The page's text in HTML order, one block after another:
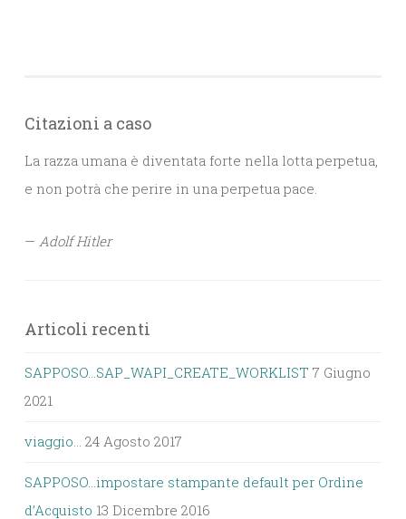
Citazioni a caso
La razza umana è diventata forte nella lotta perpetua,
e non potrà che perire in una perpetua pace.
— Adolf Hitler
Articoli recenti
SAPPOSO…SAP_WAPI_CREATE_WORKLIST 7 Giugno
2021
viaggio… 24 Agosto 2017
SAPPOSO…impostare stampante default per Ordine
d’Acquisto 13 Dicembre 2016